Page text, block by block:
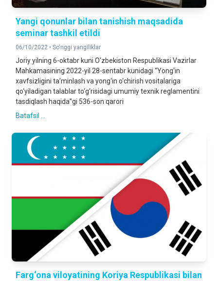
Yangi qonunlar bilan tanishish maqsadida
seminar tashkil etildi
06/10/2022 • So'nggi yangiliklar
Joriy yilning 6-oktabr kuni O‘zbekiston Respublikasi Vazirlar
Mahkamasining 2022-yil 28-sentabr kunidagi “Yong‘in
xavfsizligini ta’minlash va yong‘in o‘chirish vositalariga
qo‘yiladigan talablar to‘g‘risidagi umumiy texnik reglamentini
tasdiqlash haqida”gi 536-son qarori
Batafsil ...
Farg‘ona viloyatining Koriya Respublikasi bilan